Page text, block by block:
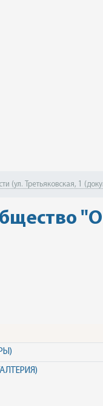
(ул. Третьяковская, 1